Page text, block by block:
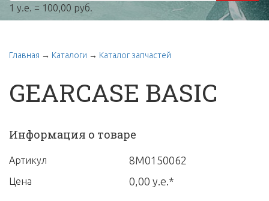
1 у.е. = 100,00 руб.
Главная → Каталоги → Каталог запчастей
GEARCASE BASIC
Информация о товаре
Артикул 8M0150062
Цена 0,00 у.е.*